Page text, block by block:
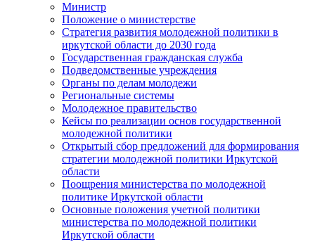
Министр
Положение о министерстве
Стратегия развития молодежной политики в
иркутской области до 2030 года
Государственная гражданская служба
Подведомственные учреждения
Органы по делам молодежи
Региональные системы
Молодежное правительство
Кейсы по реализации основ государственной
молодежной политики
Открытый сбор предложений для формирования
стратегии молодежной политики Иркутской
области
Поощрения министерства по молодежной
политике Иркутской области
Основные положения учетной политики
министерства по молодежной политики
Иркутской области